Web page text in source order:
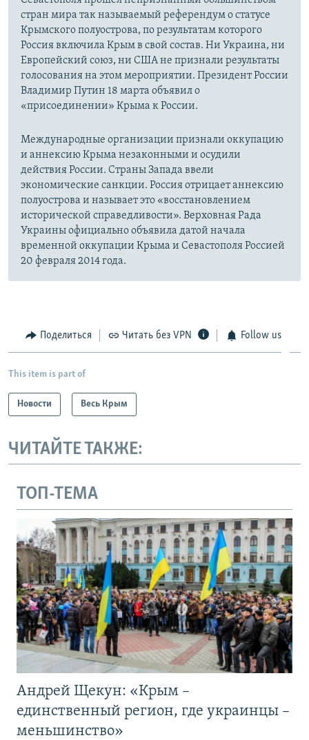
стран мира так называемый референдум о статусе
Крымского полуострова, по результатам которого
Россия включила Крым в свой состав. Ни Украина, ни
Европейский союз, ни США не признали результаты
голосования на этом мероприятии. Президент России
Владимир Путин 18 марта объявил о
«присоединении» Крыма к России.
Международные организации признали оккупацию
и аннексию Крыма незаконными и осудили
действия России. Страны Запада ввели
экономические санкции. Россия отрицает аннексию
полуострова и называет это «восстановлением
исторической справедливости». Верховная Рада
Украины официально объявила датой начала
временной оккупации Крыма и Севастополя Россией
20 февраля 2014 года.
Поделиться Читать без VPN Follow us
This item is part of
Новости Весь Крым
ЧИТАЙТЕ ТАКЖЕ:
ТОП-ТЕМА
Андрей Щекун: «Крым –
единственный регион, где украинцы –
меньшинство»